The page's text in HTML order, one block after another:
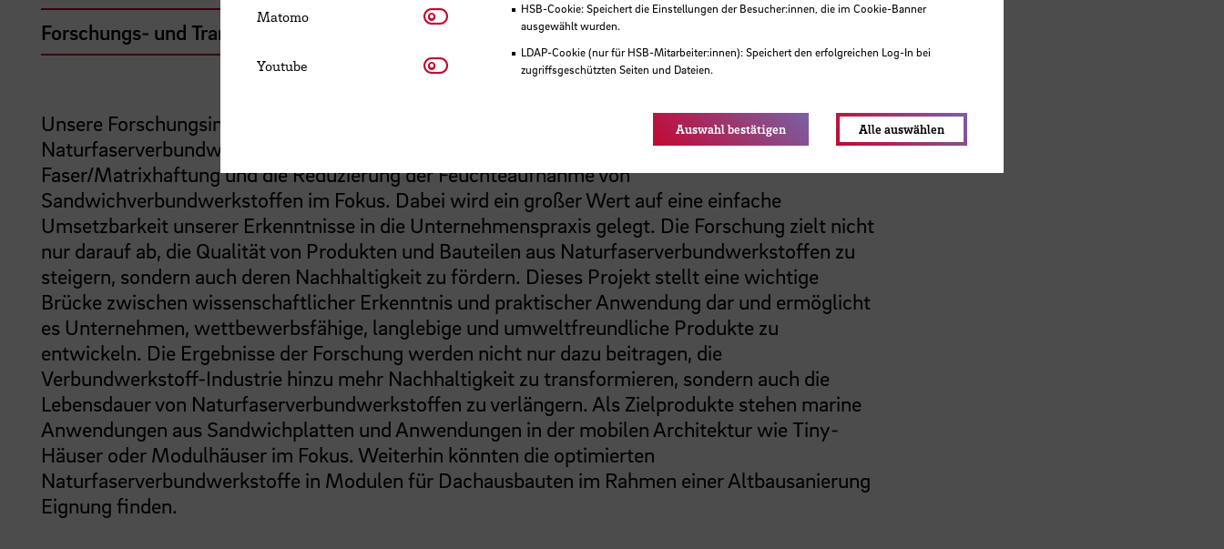
Forschungs- und Transfercluster
Region im Wandel
Unsere Forschungsinitiative zielt darauf ab, die Langzeitbeständigkeit von
Naturfaserverbundwerkstoffen zu verbessern. In diesem Projekt stehen die Optimierung der
Faser/Matrixhaftung und die Reduzierung der Feuchteaufnahme von
Sandwichverbundwerkstoffen im Fokus. Dabei wird ein großer Wert auf eine einfache
Umsetzbarkeit unserer Erkenntnisse in die Unternehmenspraxis gelegt. Die Forschung zielt nicht
nur darauf ab, die Qualität von Produkten und Bauteilen aus Naturfaserverbundwerkstoffen zu
steigern, sondern auch deren Nachhaltigkeit zu fördern. Dieses Projekt stellt eine wichtige
Brücke zwischen wissenschaftlicher Erkenntnis und praktischer Anwendung dar und ermöglicht
es Unternehmen, wettbewerbsfähige, langlebige und umweltfreundliche Produkte zu
entwickeln. Die Ergebnisse der Forschung werden nicht nur dazu beitragen, die
Verbundwerkstoff-Industrie hinzu mehr Nachhaltigkeit zu transformieren, sondern auch die
Lebensdauer von Naturfaserverbundwerkstoffen zu verlängern. Als Zielprodukte stehen marine
Anwendungen aus Sandwichplatten und Anwendungen in der mobilen Architektur wie Tiny-
Häuser oder Modulhäuser im Fokus. Weiterhin könnten die optimierten
Naturfaserverbundwerkstoffe in Modulen für Dachausbauten im Rahmen einer Altbausanierung
Eignung finden.
HSB-Cookie: Speichert die Einstellungen der Besucher:innen, die im Cookie-Banner
ausgewählt wurden.
LDAP-Cookie (nur für HSB-Mitarbeiter:innen): Speichert den erfolgreichen Log-In bei
zugriffsgeschützten Seiten und Dateien.
Matomo Matomo
Youtube Youtube
Auswahl bestätigen Alle auswählen